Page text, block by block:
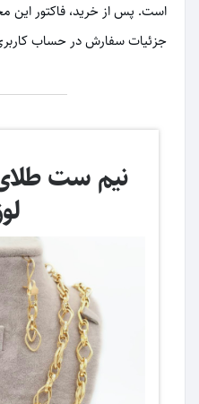
است. پس از خرید، فاکتور این
جزئیات سفارش در حساب